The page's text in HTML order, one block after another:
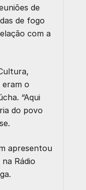
de
de fogo
com a
eram o
“Aqui
do povo
apresentou
Rádio